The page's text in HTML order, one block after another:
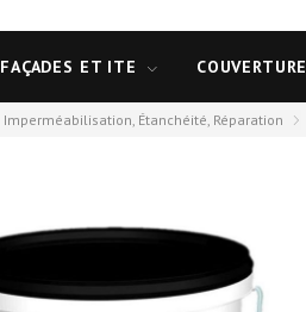
FAÇADES ET ITE COUVERTURE
Imperméabilisation, Étanchéité, Réparation